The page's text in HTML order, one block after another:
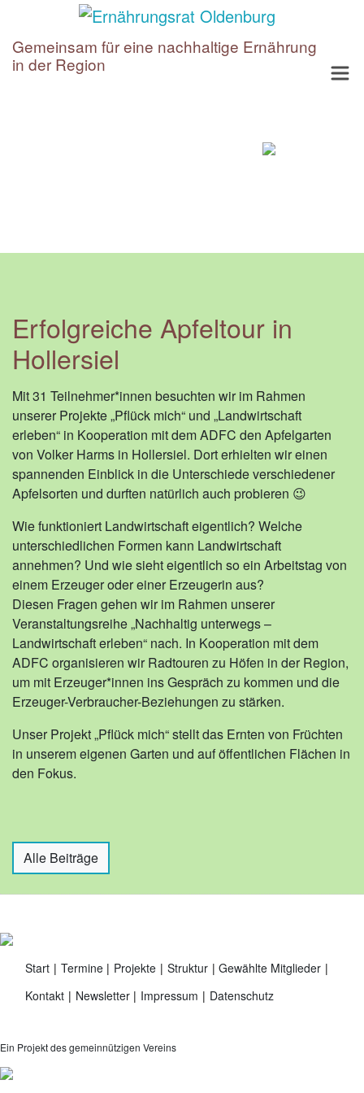
Gemeinsam für eine nachhaltige Ernährung
in der Region
Erfolgreiche Apfeltour in
Hollersiel
Mit 31 Teilnehmer*innen besuchten wir im Rahmen
unserer Projekte „Pflück mich“ und „Landwirtschaft
erleben“ in Kooperation mit dem ADFC den Apfelgarten
von Volker Harms in Hollersiel. Dort erhielten wir einen
spannenden Einblick in die Unterschiede verschiedener
Apfelsorten und durften natürlich auch probieren 😉
Wie funktioniert Landwirtschaft eigentlich? Welche
unterschiedlichen Formen kann Landwirtschaft
annehmen? Und wie sieht eigentlich so ein Arbeitstag von
einem Erzeuger oder einer Erzeugerin aus?
Diesen Fragen gehen wir im Rahmen unserer
Veranstaltungsreihe „Nachhaltig unterwegs –
Landwirtschaft erleben“ nach. In Kooperation mit dem
ADFC organisieren wir Radtouren zu Höfen in der Region,
um mit Erzeuger*innen ins Gespräch zu kommen und die
Erzeuger-Verbraucher-Beziehungen zu stärken.
Unser Projekt „Pflück mich“ stellt das Ernten von Früchten
in unserem eigenen Garten und auf öffentlichen Flächen in
den Fokus.
Alle Beiträge
Start Termine Projekte Struktur
Gewählte Mitglieder
Kontakt
Newsletter Impressum Datenschutz
Ein Projekt des gemeinnützigen Vereins